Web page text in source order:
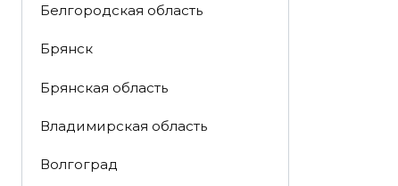
Белгородская область
Брянск
Брянская область
Владимирская область
Волгоград